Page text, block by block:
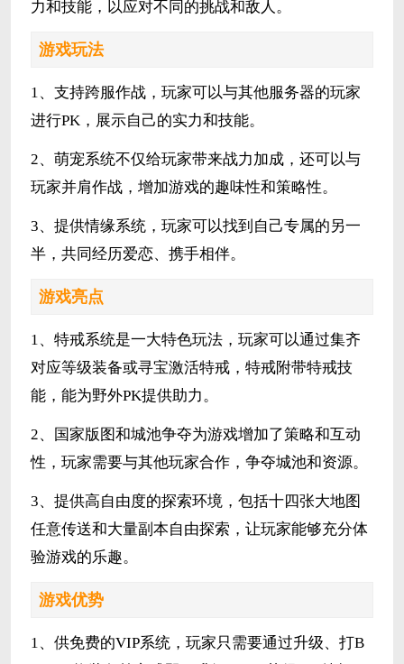
力和技能，以应对不同的挑战和敌人。
游戏玩法
1、支持跨服作战，玩家可以与其他服务器的玩家
进行PK，展示自己的实力和技能。
2、萌宠系统不仅给玩家带来战力加成，还可以与
玩家并肩作战，增加游戏的趣味性和策略性。
3、提供情缘系统，玩家可以找到自己专属的另一
半，共同经历爱恋、携手相伴。
游戏亮点
1、特戒系统是一大特色玩法，玩家可以通过集齐
对应等级装备或寻宝激活特戒，特戒附带特戒技
能，能为野外PK提供助力。
2、国家版图和城池争夺为游戏增加了策略和互动
性，玩家需要与其他玩家合作，争夺城池和资源。
3、提供高自由度的探索环境，包括十四张大地图
任意传送和大量副本自由探索，让玩家能够充分体
验游戏的乐趣。
游戏优势
1、供免费的VIP系统，玩家只需要通过升级、打B